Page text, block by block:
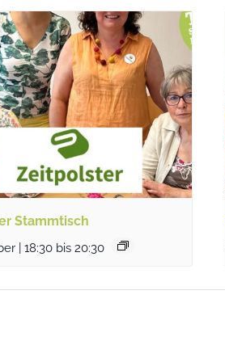
Stammtisch
| 18:30 bis 20:30